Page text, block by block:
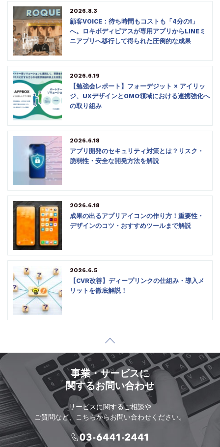
2026.8.3
顧客VOICE：待ち時間もコストも「4分の1」
へ。ロキボディピアスが専用アプリからLINEミ
ニアプリへ移行して得られた圧倒的な成果
2026.6.19
【勉強会レポート】フォーデジット × アイリッ
ジ、UXデザインとOMO領域における連携強化へ
の取り組み
2026.6.18
アプリ開発のセキュリティ対策とは？リスク・
脆弱性・安全な開発方法を解説
2026.6.18
成果の出るアプリアイコンの作り方！重要性・
デザインのコツ・おすすめツールまで解説
2026.6.5
【CVR改善】ディープリンクの仕組み・導入メ
リットを徹底解説！
事業・サービスに
関するお問い合わせ
サービスに関するご相談や
ご質問など、こちらからお問い合わせください。